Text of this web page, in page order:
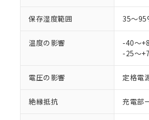
保存湿度範囲 35～
温度の影響
-40～
-25～
電圧の影響 定格電
絶縁抵抗 充電部